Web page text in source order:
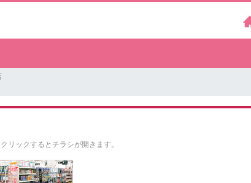
リックするとチラシが開きます。